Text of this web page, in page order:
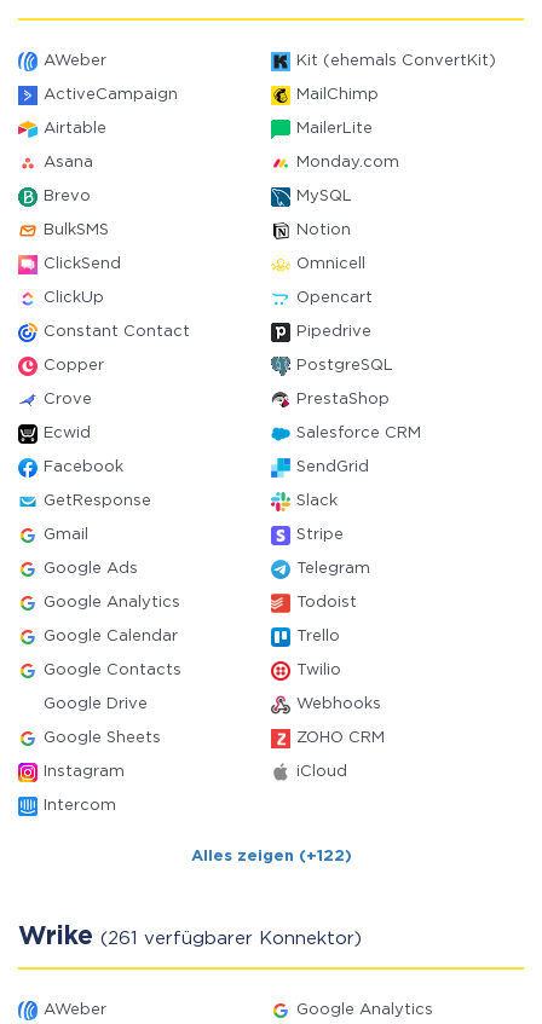
AWeber Kit (ehemals ConvertKit)
ActiveCampaign MailChimp
Airtable MailerLite
Asana Monday.com
Brevo MySQL
BulkSMS Notion
ClickSend Omnicell
ClickUp Opencart
Constant Contact Pipedrive
Copper PostgreSQL
Crove PrestaShop
Ecwid Salesforce CRM
Facebook SendGrid
GetResponse Slack
Gmail Stripe
Google Ads Telegram
Google Analytics Todoist
Google Calendar Trello
Google Contacts Twilio
Google Drive Webhooks
Google Sheets ZOHO CRM
Instagram iCloud
Intercom
Alles zeigen (+122)
Wrike (261 verfügbarer Konnektor)
AWeber Google Analytics